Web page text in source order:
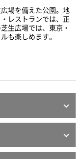
場を備えた公園。地
レストランでは、正
生広場では、東京・
も楽しめます。